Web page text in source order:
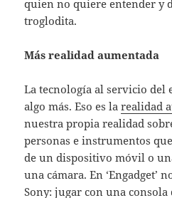
quien no quiere entender y
troglodita.
Más realidad aumentada
La tecnología al servicio
algo más. Eso es larealidad
nuestra propia realidad
personas e instrumentos
de un dispositivo móvil o
una cámara. En ‘Engadget’
Sony: jugar con una consola